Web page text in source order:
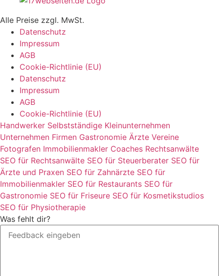
Alle Preise zzgl. MwSt.
Datenschutz
Impressum
AGB
Cookie-Richtlinie (EU)
Datenschutz
Impressum
AGB
Cookie-Richtlinie (EU)
Handwerker Selbstständige Kleinunternehmen
Unternehmen Firmen Gastronomie Ärzte Vereine
Fotografen Immobilienmakler Coaches Rechtsanwälte
SEO für Rechtsanwälte SEO für Steuerberater SEO für
Ärzte und Praxen SEO für Zahnärzte SEO für
Immobilienmakler SEO für Restaurants SEO für
Gastronomie SEO für Friseure SEO für Kosmetikstudios
SEO für Physiotherapie
Was fehlt dir?